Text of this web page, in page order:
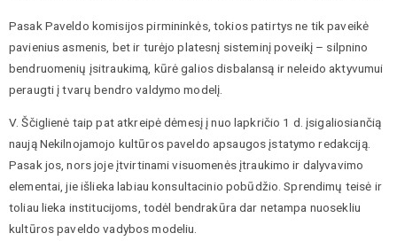
Pasak Paveldo komisijos pirmininkės, tokios patirtys ne tik paveikė
pavienius asmenis, bet ir turėjo platesnį sisteminį poveikį – silpnino
bendruomenių įsitraukimą, kūrė galios disbalansą ir neleido aktyvumui
peraugti į tvarų bendro valdymo modelį.
V. Ščiglienė taip pat atkreipė dėmesį į nuo lapkričio 1 d. įsigaliosiančią
naują Nekilnojamojo kultūros paveldo apsaugos įstatymo redakciją.
Pasak jos, nors joje įtvirtinami visuomenės įtraukimo ir dalyvavimo
elementai, jie išlieka labiau konsultacinio pobūdžio. Sprendimų teisė ir
toliau lieka institucijoms, todėl bendrakūra dar netampa nuosekliu
kultūros paveldo vadybos modeliu.